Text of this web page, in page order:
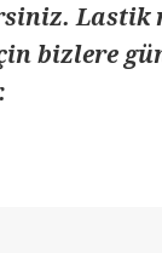
Lastik
bizlere